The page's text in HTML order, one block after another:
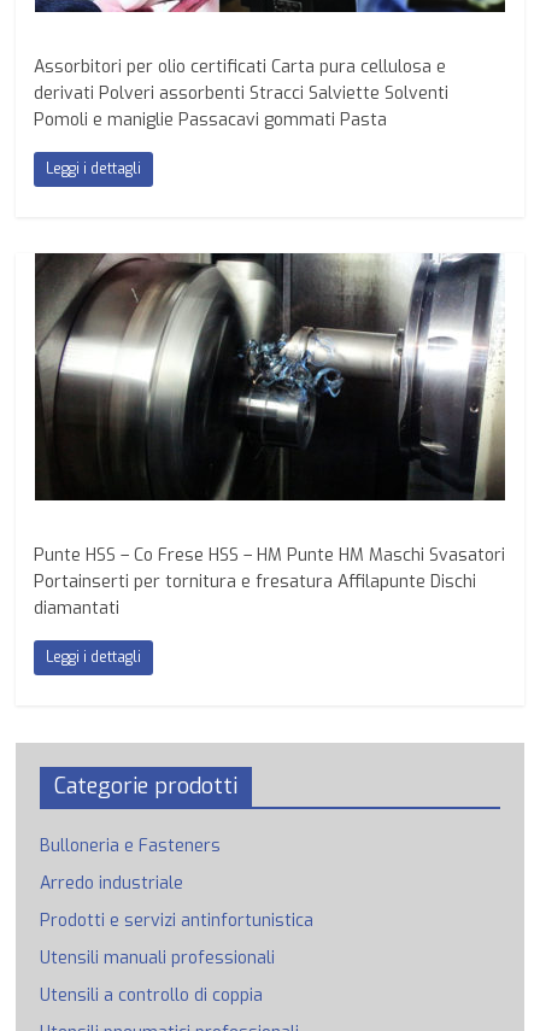
Assorbitori per olio certificati Carta pura cellulosa e
derivati Polveri assorbenti Stracci Salviette Solventi
Pomoli e maniglie Passacavi gommati Pasta
Leggi i dettagli
Punte HSS – Co Frese HSS – HM Punte HM Maschi Svasatori
Portainserti per tornitura e fresatura Affilapunte Dischi
diamantati
Leggi i dettagli
Categorie prodotti
Bulloneria e Fasteners
Arredo industriale
Prodotti e servizi antinfortunistica
Utensili manuali professionali
Utensili a controllo di coppia